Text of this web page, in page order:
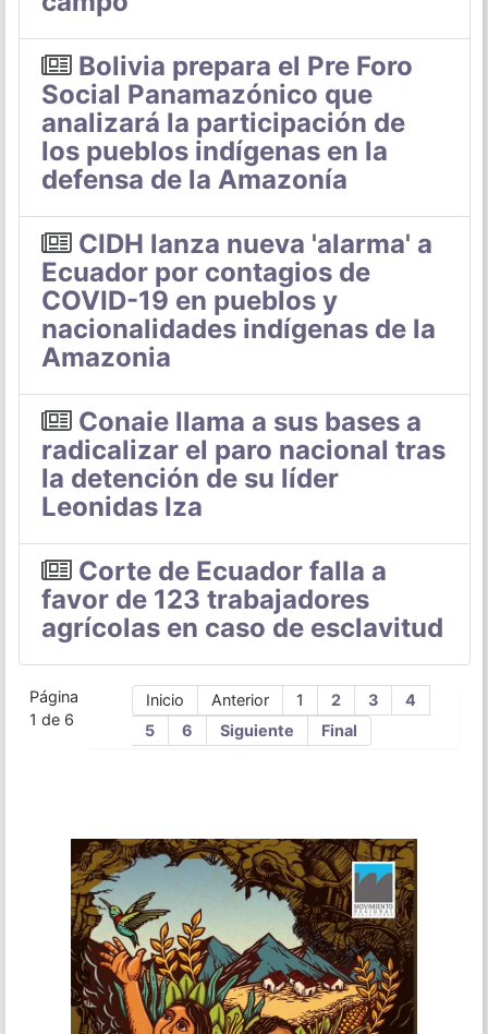
Bolivia prepara el Pre Foro
Social Panamazónico que
analizará la participación de
los pueblos indígenas en la
defensa de la Amazonía
CIDH lanza nueva 'alarma' a
Ecuador por contagios de
COVID-19 en pueblos y
nacionalidades indígenas de la
Amazonia
Conaie llama a sus bases a
radicalizar el paro nacional tras
la detención de su líder
Leonidas Iza
Corte de Ecuador falla a
favor de 123 trabajadores
agrícolas en caso de esclavitud
Página
1 de 6
Inicio Anterior 1 2 3
4
5
6 Siguiente Final